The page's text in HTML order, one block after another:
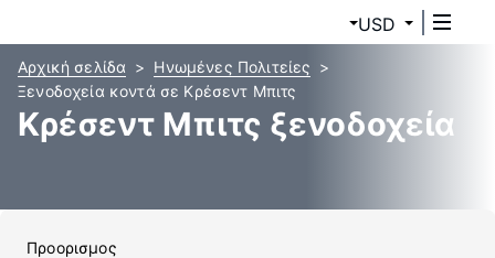
USD
Αρχική σελίδα
Ηνωμένες Πολιτείες
Ξενοδοχεία κοντά σε Κρέσεντ Μπιτς
Κρέσεντ Μπιτς ξενοδοχεία
Προορισμος